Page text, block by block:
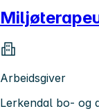
Arbeidsgiver
Lerkendal bo- og